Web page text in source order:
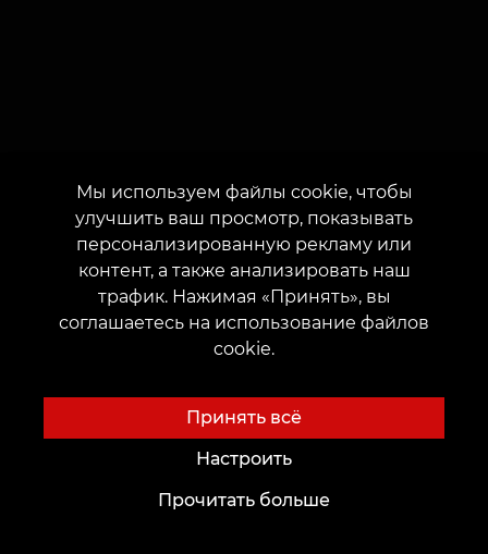
Карты и бонусы
Цены
Акции
Мы используем файлы cookie, чтобы
улучшить ваш просмотр, показывать
персонализированную рекламу или
контент, а также анализировать наш
трафик. Нажимая «Принять», вы
соглашаетесь на использование файлов
cookie.
Принять всё
Настроить
Прочитать больше